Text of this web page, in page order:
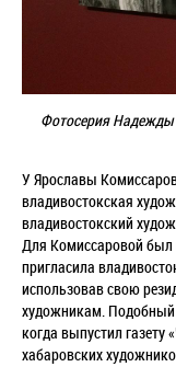
Фотосерия
У Ярославы
владивостокская
владивостокский
Для Комиссаровой был
пригласила
использовав свою
художникам. Подобный
когда выпустил газету
хабаровских